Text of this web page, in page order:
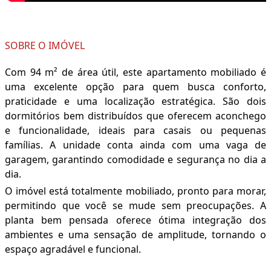
SOBRE O IMÓVEL
Com 94 m² de área útil, este apartamento mobiliado é
uma excelente opção para quem busca conforto,
praticidade e uma localização estratégica. São dois
dormitórios bem distribuídos que oferecem aconchego
e funcionalidade, ideais para casais ou pequenas
famílias. A unidade conta ainda com uma vaga de
garagem, garantindo comodidade e segurança no dia a
dia.
O imóvel está totalmente mobiliado, pronto para morar,
permitindo que você se mude sem preocupações. A
planta bem pensada oferece ótima integração dos
ambientes e uma sensação de amplitude, tornando o
espaço agradável e funcional.